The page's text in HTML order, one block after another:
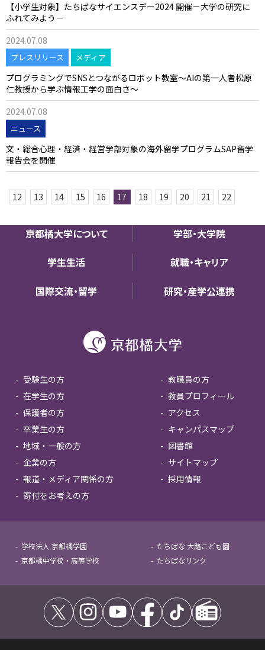
【小学生対象】たちばなサイエンスデー2024 開催－大学の研究に
ふれてみよう－
2024.07.08
プレスリリース メディア
プログラミングでSNSとつながるロボット教室～AIの第一人者松原
仁教授から学ぶ情報工学の面白さ～
2024.07.08
ニュース
文・総合心理・経済・経営学部対象の海外留学プログラムSAP留学
報告会を開催
12 13 14 15 16 17 18 19 20 21 22
京都橘大学について 学部・大学院
学生生活 就職・キャリア
国際交流・留学 研究・産学公連携
受験生の方
在学生の方
保護者の方
卒業生の方
地域・一般の方
企業の方
報道・メディア関係の方
寄付をお考えの方
教職員の方
教員プロフィール
アクセス
キャンパスマップ
図書館
サイトマップ
採用情報
学校法人 京都橘学園
京都橘中学校・高等学校
たちばな 大路こども園
たちばなリンク